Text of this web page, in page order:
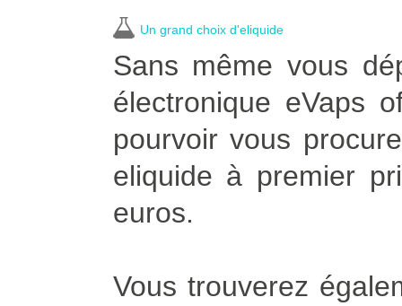
Un grand choix d'eliquide
Sans même vous
électronique eVaps
pourvoir vous
eliquide à premier
euros.
Vous trouverez